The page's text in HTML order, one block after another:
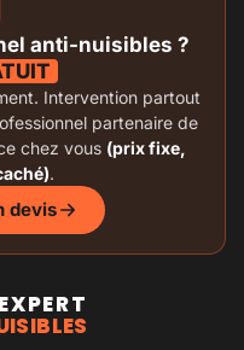
anti-nuisibles ?
Intervention partout
partenaire de
chez vous (prix fixe,
.
devis